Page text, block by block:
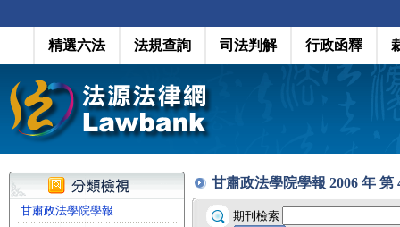
精選六法 法規查詢 司法判解 行政函釋
甘肅政法學院學報
甘肅政法學院學報 2006 年 第
期刊檢索